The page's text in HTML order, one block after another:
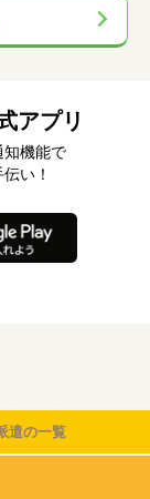
アプリ
知機能で
い！
の一覧